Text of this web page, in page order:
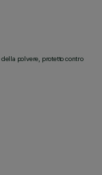
polvere, protetto contro